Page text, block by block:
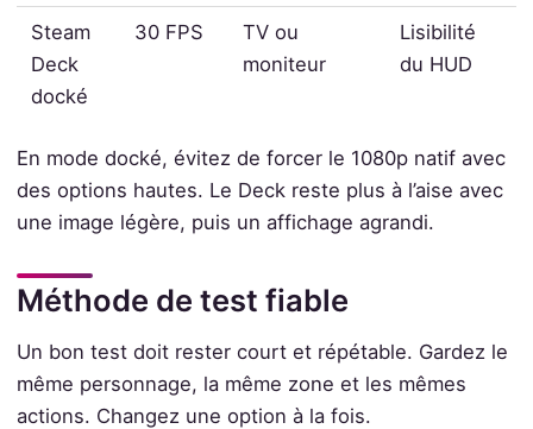
Steam
Deck
docké
30 FPS
TV ou
moniteur
Lisibilité
du HUD
En mode docké, évitez de forcer le 1080p natif avec
des options hautes. Le Deck reste plus à l’aise avec
une image légère, puis un affichage agrandi.
Méthode de test fiable
Un bon test doit rester court et répétable. Gardez le
même personnage, la même zone et les mêmes
actions. Changez une option à la fois.